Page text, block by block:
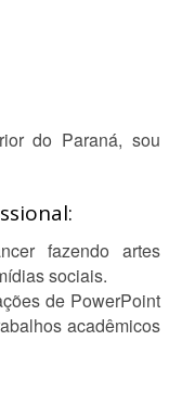
do Paraná, sou
fazendo artes
sociais.
de PowerPoint
acadêmicos